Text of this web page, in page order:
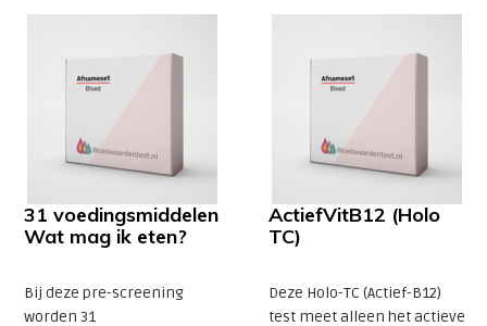
31 voedingsmiddelen
Wat mag ik eten?
Bij deze pre-screening
worden 31
ActiefVitB12 (Holo
TC)
Deze Holo-TC (Actief-B12)
test meet alleen het actieve